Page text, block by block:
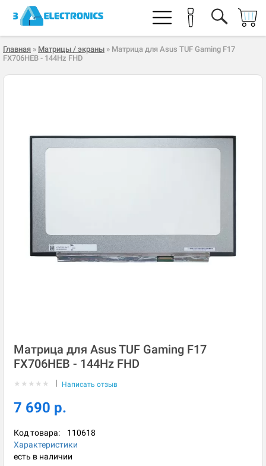
Главная » Матрицы / экраны » Матрица для Asus TUF Gaming F17
FX706HEB - 144Hz FHD
Матрица для Asus TUF Gaming F17
FX706HEB - 144Hz FHD
★ ★ ★ ★ ★ | Написать отзыв
7 690 р.
Код товара: 110618
Характеристики
есть в наличии